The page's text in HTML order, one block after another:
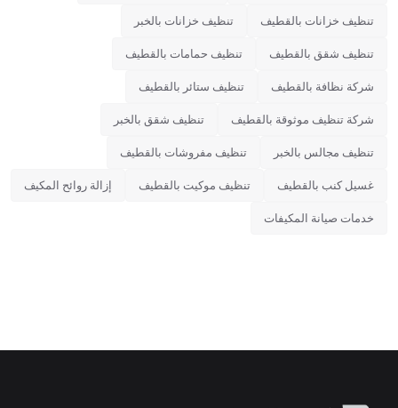
تنظيف خزانات بالقطيف تنظيف خزانات بالخبر
تنظيف شقق بالقطيف تنظيف حمامات بالقطيف
شركة نظافة بالقطيف تنظيف ستائر بالقطيف
شركة تنظيف موثوقة بالقطيف تنظيف شقق بالخبر
تنظيف مجالس بالخبر تنظيف مفروشات بالقطيف
غسيل كنب بالقطيف تنظيف موكيت بالقطيف إزالة روائح المكيف
خدمات صيانة المكيفات